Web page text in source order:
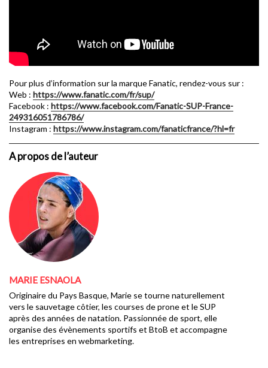
Pour plus d’information sur la marque Fanatic, rendez-vous sur :
Web : https://www.fanatic.com/fr/sup/
Facebook : https://www.facebook.com/Fanatic-SUP-France-
249316051786786/
Instagram : https://www.instagram.com/fanaticfrance/?hl=fr
A propos de l’auteur
MARIE ESNAOLA
Originaire du Pays Basque, Marie se tourne naturellement
vers le sauvetage côtier, les courses de prone et le SUP
après des années de natation. Passionnée de sport, elle
organise des évènements sportifs et BtoB et accompagne
les entreprises en webmarketing.